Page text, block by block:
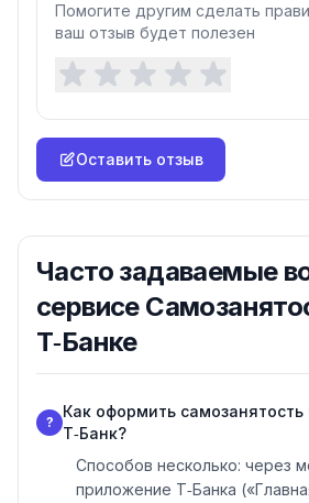
Помогите другим сделать
ваш отзыв будет полезен
Оставить отзыв
Часто задаваемые
сервисе
Т‑Банке
?
Как оформить самозанятость
Т‑Банк?
Способов несколько: через
приложение Т‑Банка